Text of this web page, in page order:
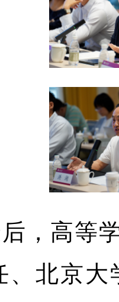
，高等
、北京